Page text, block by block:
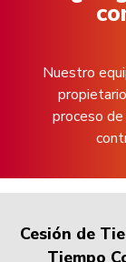
Nuestro
proceso
Cesión de
Tiempo